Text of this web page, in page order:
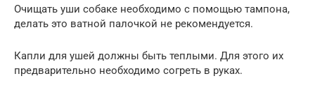
Очищать уши собаке необходимо с помощью тампона,
делать это ватной палочкой не рекомендуется.
Капли для ушей должны быть теплыми. Для этого их
предварительно необходимо согреть в руках.